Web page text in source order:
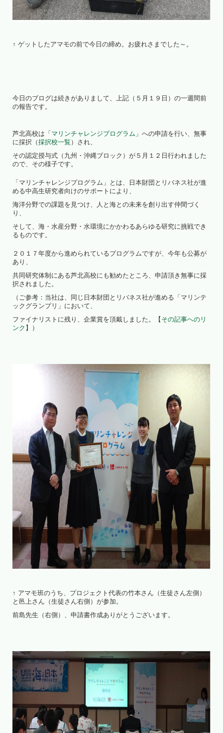
↑ ゲットしたアマモの前で今日の締め。お疲れさまでした～。
今日のブログは続きがありまして、上記（５月１９日）の一週間前
の報告です。
芦北高校は「 マリンチャレンジプログラム 」への申請を行い、無事
に採択（採択校一覧 ）され、
その認定授与式（九州・沖縄ブロック）が５月１２日行われました
ので、その様子です。
「マリンチャレンジプログラム」とは、日本財団とリバネス社が進
める中高生研究者向けのサポートにより、
海洋分野での課題を見つけ、人と海との未来を創り出す仲間づく
り、
そして、海・水産分野・水環境にかかわるあらゆる研究に挑戦でき
るものです。
２０１７年度から進められているプログラムですが、今年も公募が
あり、
共同研究体制にある芦北高校にも勧めたところ、申請頂き無事に採
択されました。
（ご参考：当社は、同じ日本財団とリバネス社が進める「マリンテ
ックグランプリ」において、
ファイナリストに残り、企業賞を頂戴しました。【 その記事へのリ
ンク 】）
↑ アマモ班のうち、プロジェクト代表の竹本さん（生徒さん左側）
と邑上さん（生徒さん右側）が参加。
前島先生（右側）、申請書作成ありがとうございます。